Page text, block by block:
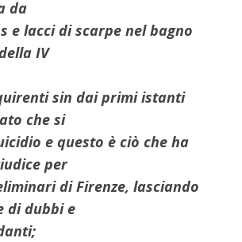
da
e lacci di scarpe nel bagno
IV
sin dai primi istanti
che si
e questo è ciò che ha
per
di Firenze, lasciando
di dubbi e